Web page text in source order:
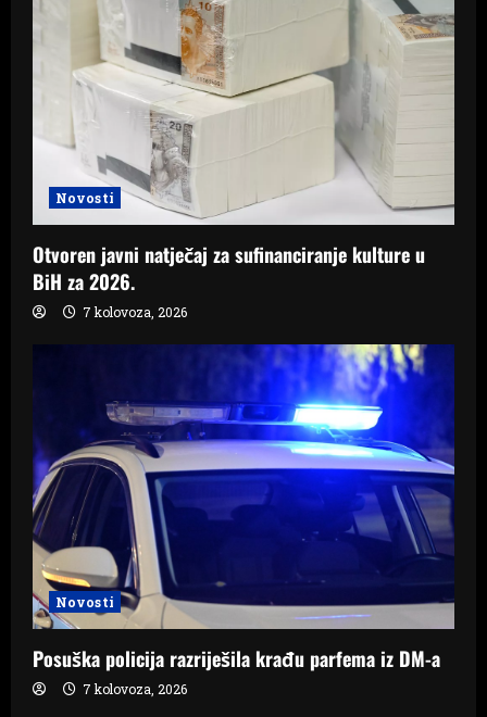
Novosti
Otvoren javni natječaj za sufinanciranje kulture u
BiH za 2026.
7 kolovoza, 2026
Novosti
Posuška policija razriješila krađu parfema iz DM-a
7 kolovoza, 2026